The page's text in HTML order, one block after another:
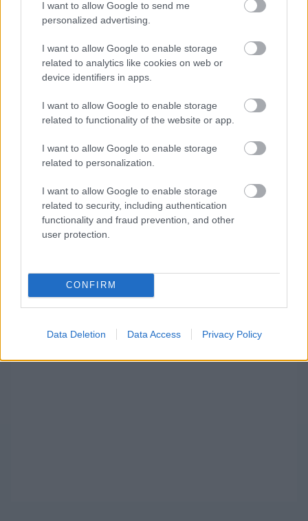
I want to allow Google to send me
personalized advertising.
I want to allow Google to enable storage
related to analytics like cookies on web or
device identifiers in apps.
I want to allow Google to enable storage
related to functionality of the website or app.
I want to allow Google to enable storage
related to personalization.
I want to allow Google to enable storage
related to security, including authentication
functionality and fraud prevention, and other
user protection.
CONFIRM
Data Deletion Data Access Privacy Policy
Japánban megszerezte első dobogós
eredményét, amire kis szerencsével akár Szaúd-
Arábiában is lett volna esélye. Takamoto Katsuta
is képes gyorsan vezetni, de neki többször
versenyzőnkben, képesek kimagasló
teljesítményre szinte minden versenyen.”
Itt állíthatod be, hogy a Racingline
cikkeit az elsők között lásd a Google
keresőjében.
HIRDETÉS